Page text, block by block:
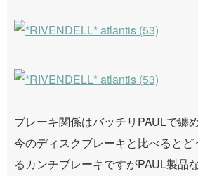
ブレーキ関係はバッチリPAULで纏
今のディスクブレーキと比べると
るカンチブレーキですがPAUL製品